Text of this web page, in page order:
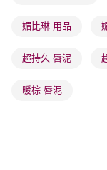
物流公司進行物流配
取。逾期會取消訂單
取。逾期會取消訂
媚比琳 用品
超持久 唇泥
暖棕 唇泥